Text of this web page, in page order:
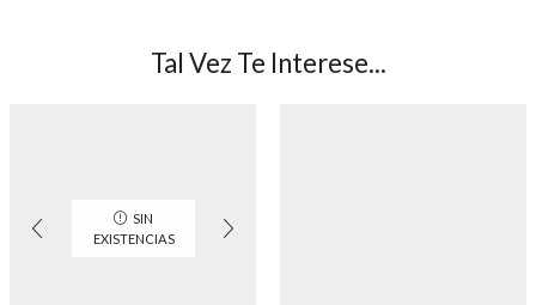
Tal Vez Te Interese...
SIN
EXISTENCIAS